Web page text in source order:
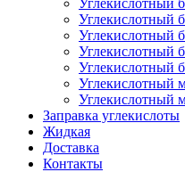
Углекислотный
Углекислотный
Углекислотный
Углекислотный
Углекислотный
Углекислотный
Углекислотный
Заправка углекислоты
Жидкая
Доставка
Контакты